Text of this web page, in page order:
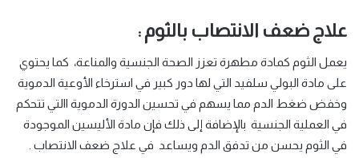
علاج ضعف الانتصاب بالثوم:
يعمل الثوم كمادة مطهرة تعزز الصحة الجنسية والمناعة، كما يحتوي
على مادة البولي سلفيد التي لها دور كبير في استرخاء الأوعية الدموية
وخفض ضغط الدم مما يسهم في تحسين الدورة الدموية االتي تتحكم
في العملية الجنسية بالإضافة إلى ذلك فإن مادة الأليسين الموجودة
في الثوم يحسن من تدفق الدم ويساعد في علاج ضعف الانتصاب .